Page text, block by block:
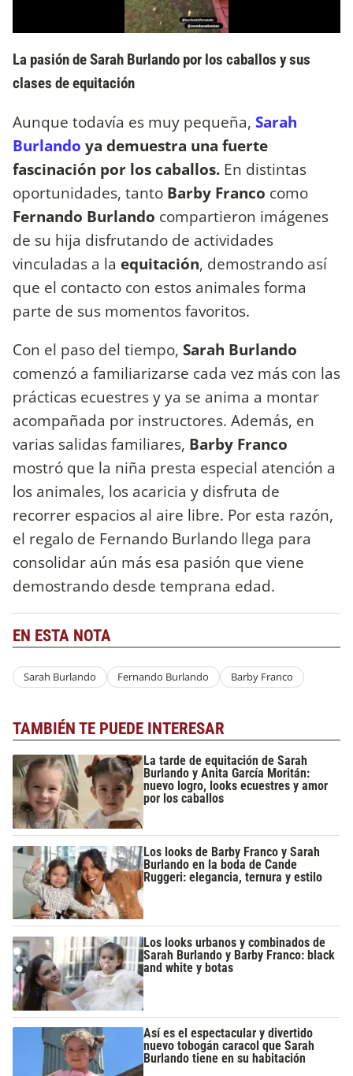
La pasión de Sarah Burlando por los caballos y sus
clases de equitación
Aunque todavía es muy pequeña, Sarah
Burlando ya demuestra una fuerte
fascinación por los caballos. En distintas
oportunidades, tanto Barby Franco como
Fernando Burlando compartieron imágenes
de su hija disfrutando de actividades
vinculadas a la equitación, demostrando así
que el contacto con estos animales forma
parte de sus momentos favoritos.
Con el paso del tiempo, Sarah Burlando
comenzó a familiarizarse cada vez más con las
prácticas ecuestres y ya se anima a montar
acompañada por instructores. Además, en
varias salidas familiares, Barby Franco
mostró que la niña presta especial atención a
los animales, los acaricia y disfruta de
recorrer espacios al aire libre. Por esta razón,
el regalo de Fernando Burlando llega para
consolidar aún más esa pasión que viene
demostrando desde temprana edad.
EN ESTA NOTA
Sarah Burlando Fernando Burlando Barby Franco
TAMBIÉN TE PUEDE INTERESAR
La tarde de equitación de Sarah
Burlando y Anita García Moritán:
nuevo logro, looks ecuestres y amor
por los caballos
Los looks de Barby Franco y Sarah
Burlando en la boda de Cande
Ruggeri: elegancia, ternura y estilo
Los looks urbanos y combinados de
Sarah Burlando y Barby Franco: black
and white y botas
Así es el espectacular y divertido
nuevo tobogán caracol que Sarah
Burlando tiene en su habitación